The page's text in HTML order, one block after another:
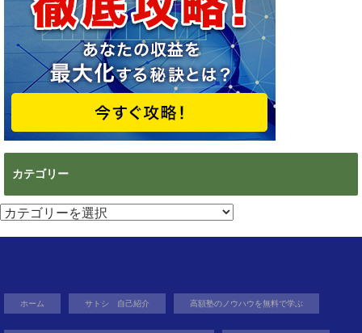
カテゴリー
カ
ホーム サトシ 自己紹介 高額塾のノウハウを無料で学ぶ